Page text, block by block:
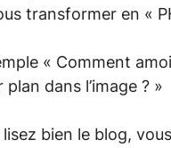
transformer en «
« Comment
plan dans l’image ? »
lisez bien le blog,